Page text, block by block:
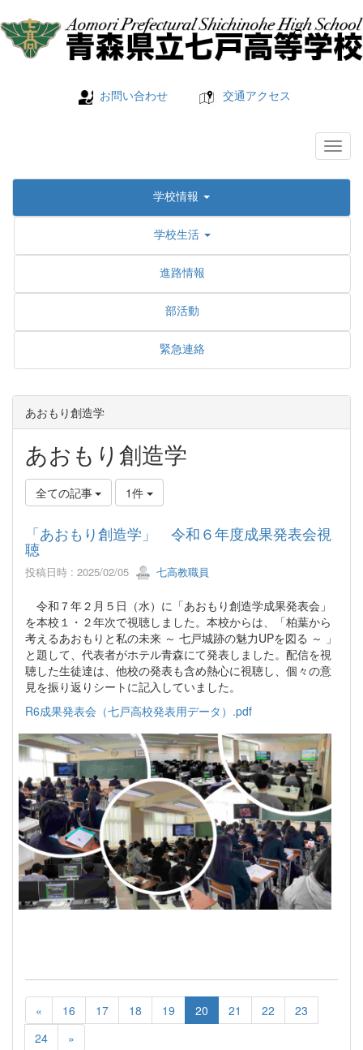
お問い合わせ 交通アクセス
学校情報
学校生活
進路情報
部活動
緊急連絡
あおもり創造学
あおもり創造学
全ての記事 1件
「あおもり創造学」 令和６年度成果発表会視
聴
投稿日時 : 2025/02/05 七高教職員
令和７年２月５日（水）に「あおもり創造学成果発表会」
を本校１・２年次で視聴しました。本校からは、「柏葉から
考えるあおもりと私の未来 ～ 七戸城跡の魅力UPを図る ～ 」
と題して、代表者がホテル青森にて発表しました。配信を視
聴した生徒達は、他校の発表も含め熱心に視聴し、個々の意
見を振り返りシートに記入していました。
R6成果発表会（七戸高校発表用データ）.pdf
« 16 17 18 19 20 21 22
23
24
»